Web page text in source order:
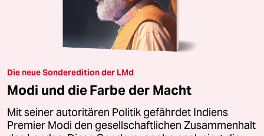
Die neue Sonderedition der LMd
Modi und die Farbe der Macht
Mit seiner autoritären Politik gefährdet Indiens
Premier Modi den gesellschaftlichen Zusammenhalt